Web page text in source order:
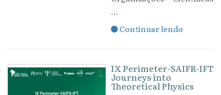
...
Continuar lendo
IX Perimeter-SAIFR-IFT
Journeys into
Theoretical Physics